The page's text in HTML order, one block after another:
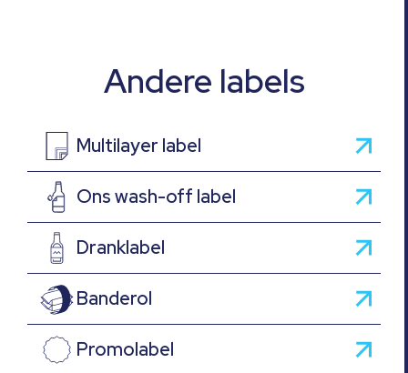
Andere labels
Multilayer label
Ons wash-off label
Dranklabel
Banderol
Promolabel